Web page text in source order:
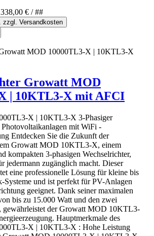
€ / ##
zzgl. Versandkosten
Growatt MOD
| 10KTL3-X mit AFCI
X | 10KTL3-X 3-Phasiger
mit WiFi -
Entdecken Sie die Zukunft der
Growatt MOD 10KTL3-X, einem
kompakten 3-phasigen Wechselrichter,
jedermann zugänglich macht. Dieser
eine professionelle Lösung für kleine bis
Systeme und ist perfekt für PV-Anlagen
geeignet. Dank seiner maximalen
bis zu 15.000 Watt und den zwei
gewährleistet der Growatt MOD 10KTL3-
Hauptmerkmale des
X | 10KTL3-X : Hohe Leistung